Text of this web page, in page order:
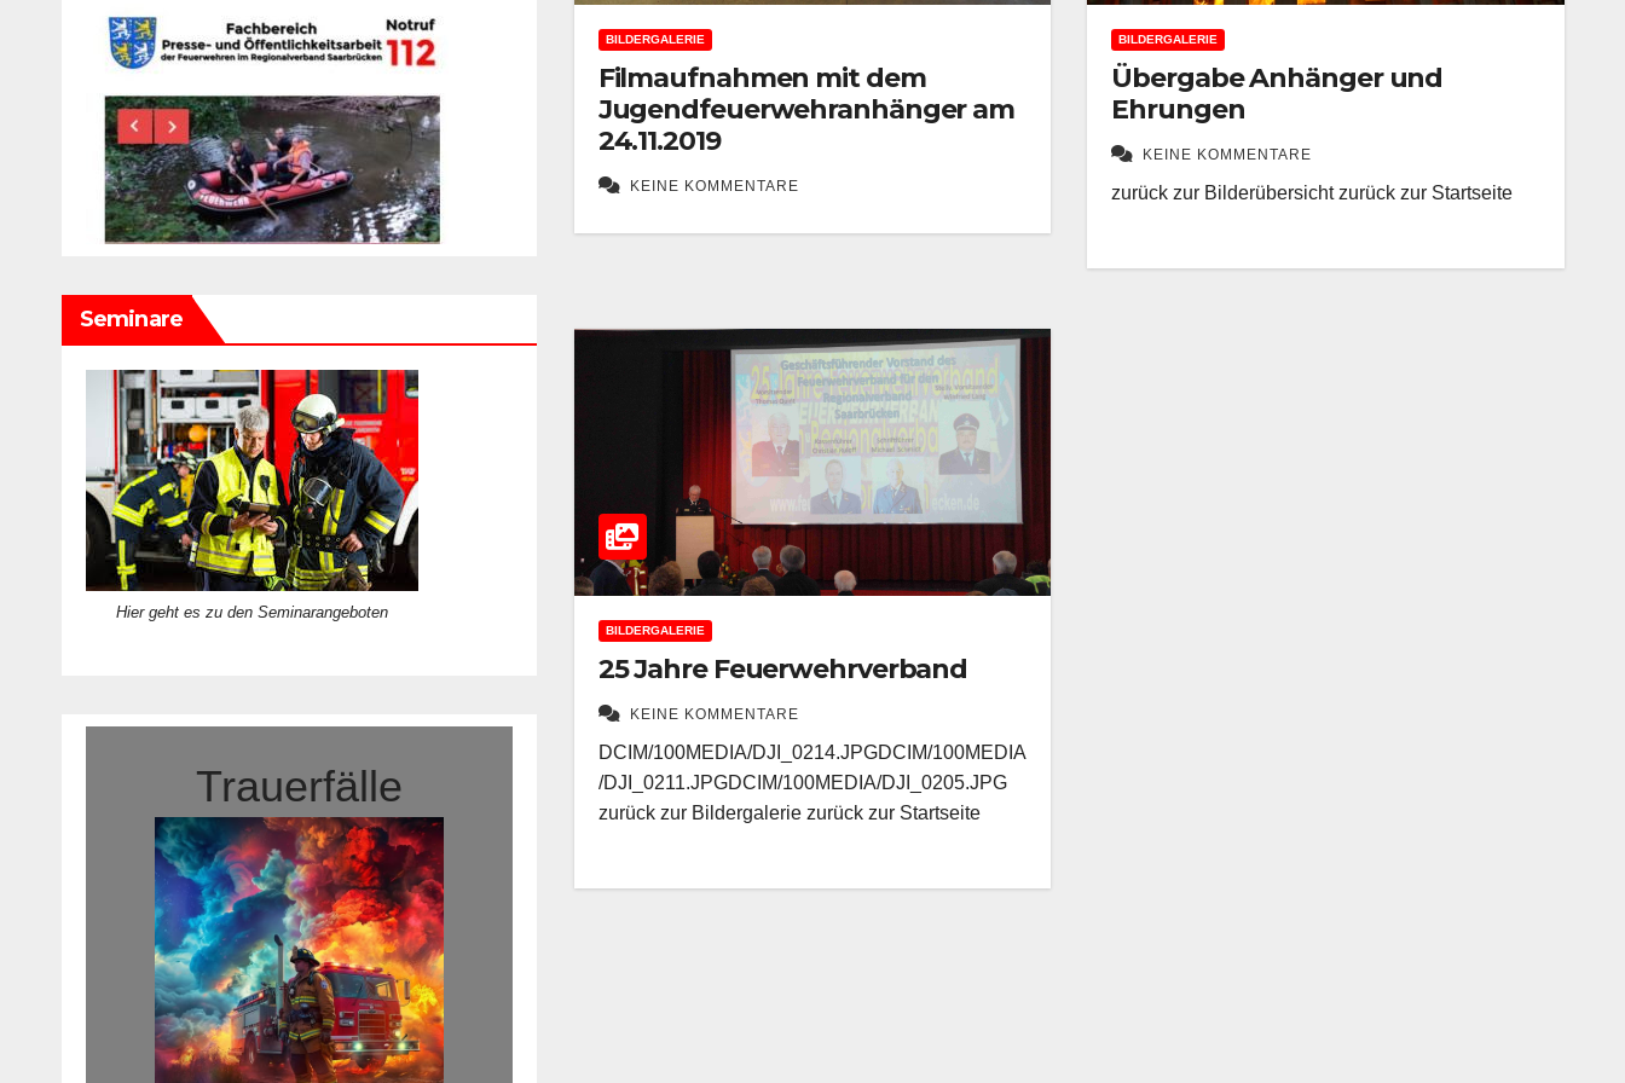
Seminare
Hier geht es zu den Seminarangeboten
Trauerfälle
BILDERGALERIE
Filmaufnahmen mit dem
Jugendfeuerwehranhänger am
24.11.2019
KEINE KOMMENTARE
BILDERGALERIE
Übergabe Anhänger und
Ehrungen
KEINE KOMMENTARE
zurück zur Bilderübersicht zurück zur Startseite
BILDERGALERIE
25 Jahre Feuerwehrverband
KEINE KOMMENTARE
DCIM/100MEDIA/DJI_0214.JPGDCIM/100MEDIA
/DJI_0211.JPGDCIM/100MEDIA/DJI_0205.JPG
zurück zur Bildergalerie zurück zur Startseite